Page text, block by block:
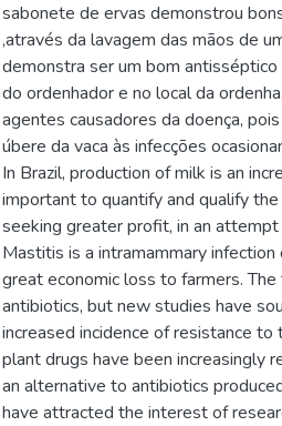
sabonete de ervas demonstrou
,através da lavagem das mãos de
demonstra ser um bom
do ordenhador e no local da
agentes causadores da doença,
úbere da vaca às infecções
In Brazil, production of milk is an
important to quantify and qualify
seeking greater profit, in an
Mastitis is a intramammary
great economic loss to farmers.
antibiotics, but new studies have
increased incidence of resistance
plant drugs have been increasingly
an alternative to antibiotics
have attracted the interest of